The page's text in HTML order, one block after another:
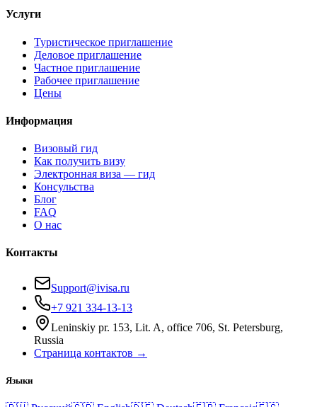
Услуги
Туристическое приглашение
Деловое приглашение
Частное приглашение
Рабочее приглашение
Цены
Информация
Визовый гид
Как получить визу
Электронная виза — гид
Консульства
Блог
FAQ
О нас
Контакты
Support@ivisa.ru
+7 921 334-13-13
Leninskiy pr. 153, Lit. A, office 706, St. Petersburg,
Russia
Страница контактов →
Языки